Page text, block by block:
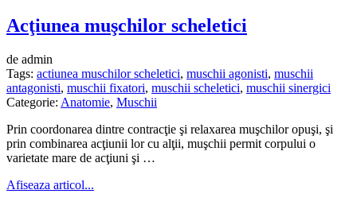
Acţiunea muşchilor scheletici
de admin
Tags: actiunea muschilor scheletici, muschii agonisti, muschii
antagonisti, muschii fixatori, muschii scheletici, muschii sinergici
Categorie: Anatomie, Muschii
Prin coordonarea dintre contracţie şi relaxarea muşchilor opuşi, şi
prin combinarea acţiunii lor cu alţii, muşchii permit corpului o
varietate mare de acţiuni şi …
Afiseaza articol...